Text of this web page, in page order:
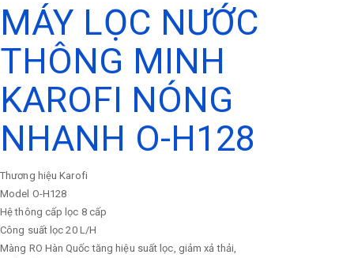
MÁY LỌC NƯỚC
THÔNG MINH
KAROFI NÓNG
NHANH O-H128
Thương hiệu Karofi
Model O-H128
Hệ thông cấp lọc 8 cấp
Công suất lọc 20 L/H
Màng RO Hàn Quốc tăng hiệu suất lọc, giảm xả thải,